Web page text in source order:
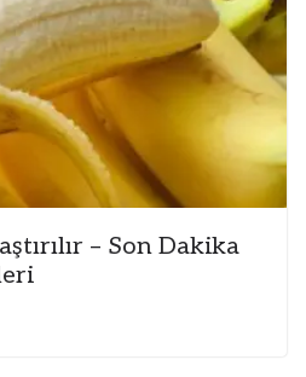
– Son Dakika